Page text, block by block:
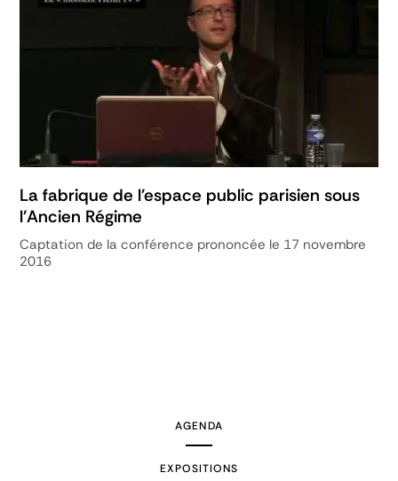
La fabrique de l'espace public parisien sous
l'Ancien Régime
Captation de la conférence prononcée le 17 novembre
2016
AGENDA
EXPOSITIONS